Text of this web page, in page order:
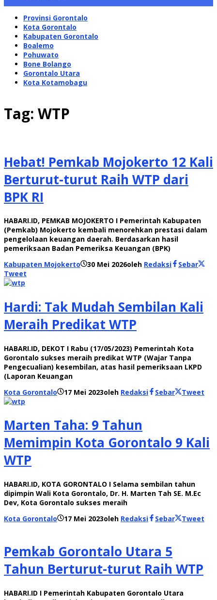
Provinsi Gorontalo
Kota Gorontalo
Kabupaten Gorontalo
Boalemo
Pohuwato
Bone Bolango
Gorontalo Utara
Kota Kotamobagu
Tag: WTP
Hebat! Pemkab Mojokerto 12 Kali
Berturut-turut Raih WTP dari
BPK RI
HABARI.ID, PEMKAB MOJOKERTO I Pemerintah Kabupaten
(Pemkab) Mojokerto kembali menorehkan prestasi dalam
pengelolaan keuangan daerah. Berdasarkan hasil
pemeriksaan Badan Pemeriksa Keuangan (BPK)
Kabupaten Mojokerto
30 Mei 2026oleh Redaksi
Sebar
Tweet
Hardi: Tak Mudah Sembilan Kali
Meraih Predikat WTP
HABARI.ID, DEKOT I Rabu (17/05/2023) Pemerintah Kota
Gorontalo sukses meraih predikat WTP (Wajar Tanpa
Pengecualian) kesembilan, atas hasil pemeriksaan LKPD
(Laporan Keuangan
Kota Gorontalo
17 Mei 2023oleh Redaksi Sebar Tweet
Marten Taha: 9 Tahun
Memimpin Kota Gorontalo 9 Kali
WTP
HABARI.ID, KOTA GORONTALO I Selama sembilan tahun
dipimpin Wali Kota Gorontalo, Dr. H. Marten Tah SE. M.Ec
Dev, Kota Gorontalo sukses meraih
Kota Gorontalo
17 Mei 2023oleh Redaksi Sebar Tweet
Pemkab Gorontalo Utara 5
Tahun Berturut-turut Raih WTP
HABARI.ID I Pemerintah Kabupaten Gorontalo Utara